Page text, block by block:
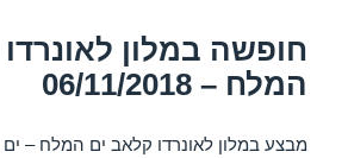
k
חופשה במלון
המלח – 06/11/2018
מבצע במלון לאונרדו קלאב ים המלח –